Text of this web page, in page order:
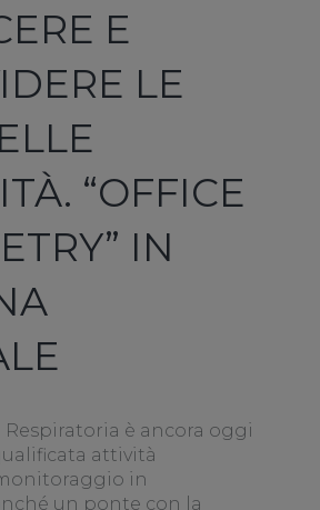
E
LE
“OFFICE
IN
è ancora oggi
attività
in
un ponte con la